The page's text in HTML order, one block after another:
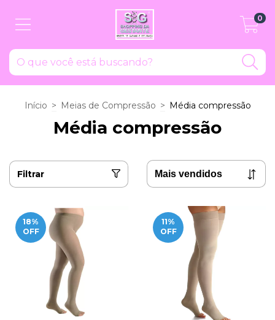
0
Início > Meias de Compressão > Média compressão
Média compressão
Filtrar
18%
OFF
11%
OFF